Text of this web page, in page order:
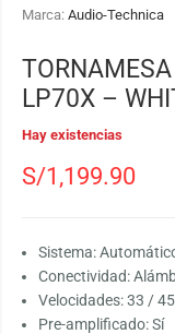
Marca: Audio-Technica
LP70X –
Hay existencias
S/1,199.90
Sistema:
Conectividad:
Velocidades: 33 / 45
Pre-amplificado: Sí